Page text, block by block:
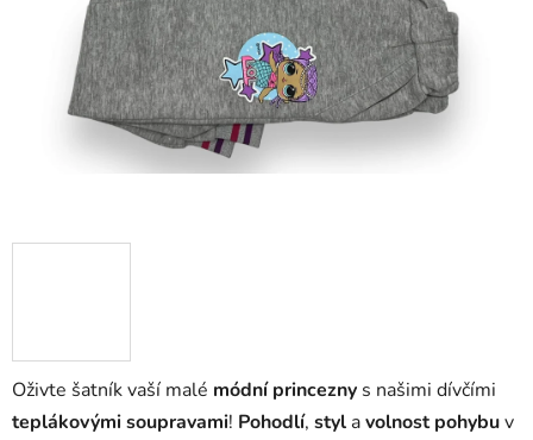
Oživte šatník vaší malé módní princezny s našimi dívčími
teplákovými soupravami! Pohodlí, styl avolnost pohybuv